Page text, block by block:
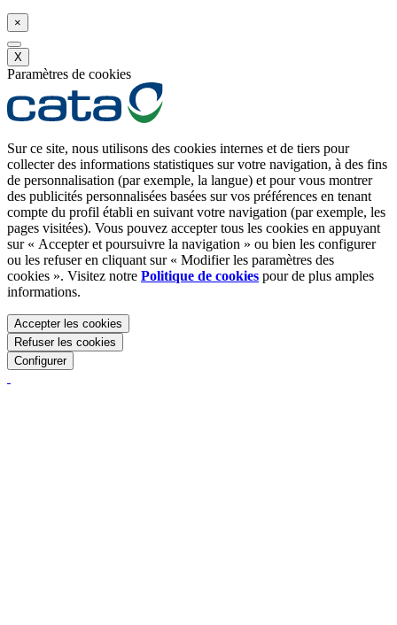
×
X
Paramètres de cookies
Sur ce site, nous utilisons des cookies internes et de tiers pour
collecter des informations statistiques sur votre navigation, à des fins
de personnalisation (par exemple, la langue) et pour vous montrer
des publicités personnalisées basées sur vos préférences en tenant
compte du profil établi en suivant votre navigation (par exemple, les
pages visitées). Vous pouvez accepter tous les cookies en appuyant
sur « Accepter et poursuivre la navigation » ou bien les configurer
ou les refuser en cliquant sur « Modifier les paramètres des
cookies ». Visitez notre Politique de cookies pour de plus amples
informations.
Accepter les cookies
Refuser les cookies
Configurer